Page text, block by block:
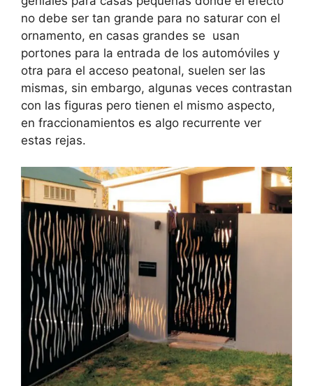
no debe ser tan grande para no saturar con el
ornamento, en casas grandes se usan
portones para la entrada de los automóviles y
otra para el acceso peatonal, suelen ser las
mismas, sin embargo, algunas veces contrastan
con las figuras pero tienen el mismo aspecto,
en fraccionamientos es algo recurrente ver
estas rejas.